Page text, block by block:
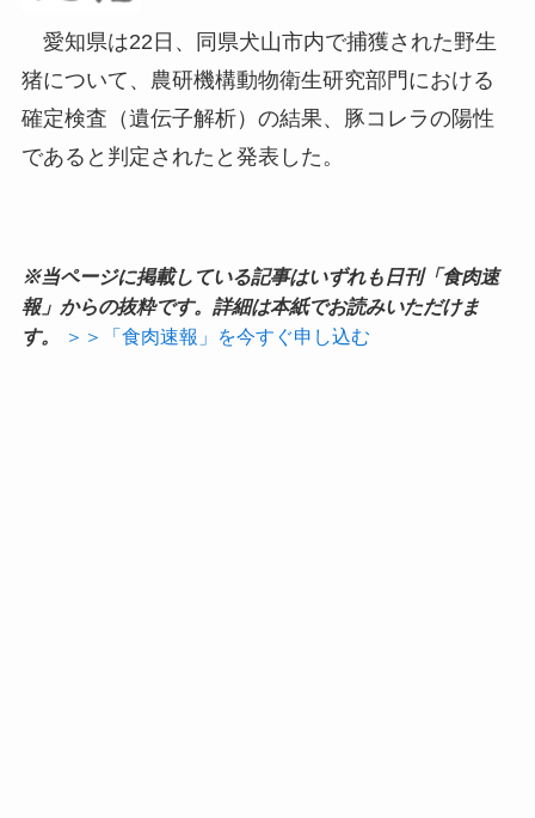
愛知県は22日、同県犬山市内で捕獲された野生
猪について、農研機構動物衛生研究部門における
確定検査（遺伝子解析）の結果、豚コレラの陽性
であると判定されたと発表した。
※当ページに掲載している記事はいずれも日刊「食肉速
報」からの抜粋です。詳細は本紙でお読みいただけま
す。
＞＞「食肉速報」を今すぐ申し込む